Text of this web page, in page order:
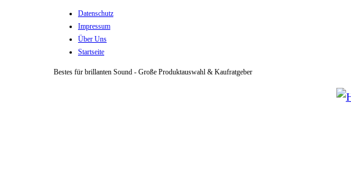
Datenschutz
Impressum
Über Uns
Startseite
Bestes für brillanten Sound - Große Produktauswahl & Kaufratgeber